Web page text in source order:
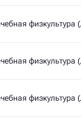
физкультура
физкультура